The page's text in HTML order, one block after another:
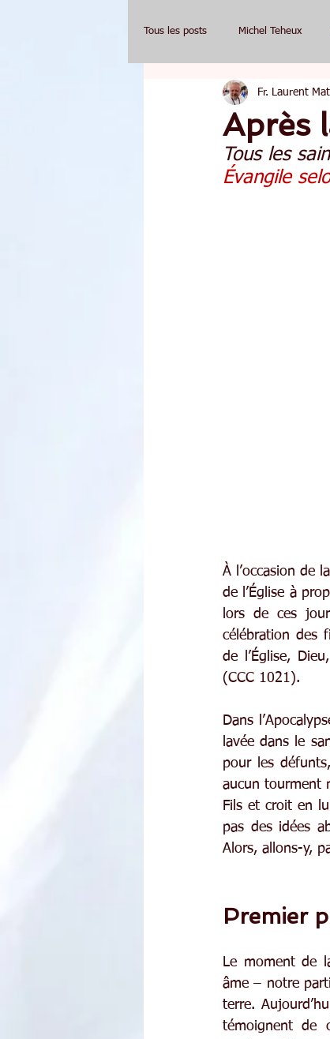
Tous les posts Michel Teheux
Après
Fr. Laurent
Tous les
Évangile
À l’occasion de
de l’Église à
lors de ces
célébration des
de l’Église,
(CCC 1021).
Dans
lavée dans le
pour les
aucun tourment
Fils et croit en
pas des idées
Alors, allons-y,
Premier
Le moment de
âme – notre
terre.
témoignent de